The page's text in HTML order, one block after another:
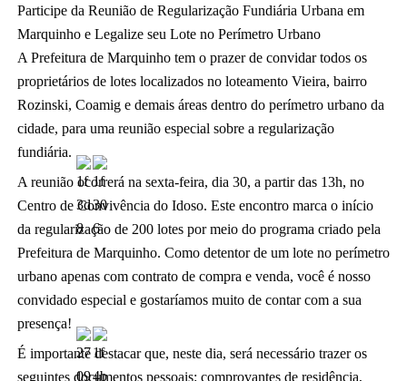
Participe da Reunião de Regularização Fundiária Urbana em
Marquinho e Legalize seu Lote no Perímetro Urbano
A Prefeitura de Marquinho tem o prazer de convidar todos os
proprietários de lotes localizados no loteamento Vieira, bairro
Rozinski, Coamig e demais áreas dentro do perímetro urbano da
cidade, para uma reunião especial sobre a regularização
fundiária.
A reunião ocorrerá na sexta-feira, dia 30, a partir das 13h, no
Centro de Convivência do Idoso. Este encontro marca o início
da regularização de 200 lotes por meio do programa criado pela
Prefeitura de Marquinho. Como detentor de um lote no perímetro
urbano apenas com contrato de compra e venda, você é nosso
convidado especial e gostaríamos muito de contar com a sua
presença!
É importante destacar que, neste dia, será necessário trazer os
seguintes documentos pessoais: comprovantes de residência,